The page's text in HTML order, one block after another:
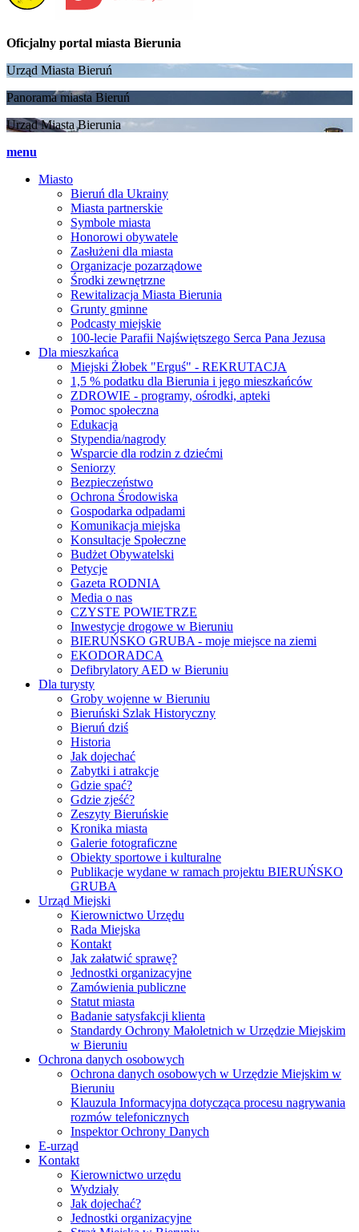
Oficjalny portal miasta Bierunia
Urząd Miasta Bieruń
Panorama miasta Bieruń
Urząd Miasta Bierunia
menu
Miasto
Bieruń dla Ukrainy
Miasta partnerskie
Symbole miasta
Honorowi obywatele
Zasłużeni dla miasta
Organizacje pozarządowe
Środki zewnętrzne
Rewitalizacja Miasta Bierunia
Grunty gminne
Podcasty miejskie
100-lecie Parafii Najświętszego Serca Pana Jezusa
Dla mieszkańca
Miejski Żłobek "Erguś" - REKRUTACJA
1,5 % podatku dla Bierunia i jego mieszkańców
ZDROWIE - programy, ośrodki, apteki
Pomoc społeczna
Edukacja
Stypendia/nagrody
Wsparcie dla rodzin z dziećmi
Seniorzy
Bezpieczeństwo
Ochrona Środowiska
Gospodarka odpadami
Komunikacja miejska
Konsultacje Społeczne
Budżet Obywatelski
Petycje
Gazeta RODNIA
Media o nas
CZYSTE POWIETRZE
Inwestycje drogowe w Bieruniu
BIERUŃSKO GRUBA - moje miejsce na ziemi
EKODORADCA
Defibrylatory AED w Bieruniu
Dla turysty
Groby wojenne w Bieruniu
Bieruński Szlak Historyczny
Bieruń dziś
Historia
Jak dojechać
Zabytki i atrakcje
Gdzie spać?
Gdzie zjeść?
Zeszyty Bieruńskie
Kronika miasta
Galerie fotograficzne
Obiekty sportowe i kulturalne
Publikacje wydane w ramach projektu BIERUŃSKO
GRUBA
Urząd Miejski
Kierownictwo Urzędu
Rada Miejska
Kontakt
Jak załatwić sprawę?
Jednostki organizacyjne
Zamówienia publiczne
Statut miasta
Badanie satysfakcji klienta
Standardy Ochrony Małoletnich w Urzędzie Miejskim
w Bieruniu
Ochrona danych osobowych
Ochrona danych osobowych w Urzędzie Miejskim w
Bieruniu
Klauzula Informacyjna dotycząca procesu nagrywania
rozmów telefonicznych
Inspektor Ochrony Danych
E-urząd
Kontakt
Kierownictwo urzędu
Wydziały
Jak dojechać?
Jednostki organizacyjne